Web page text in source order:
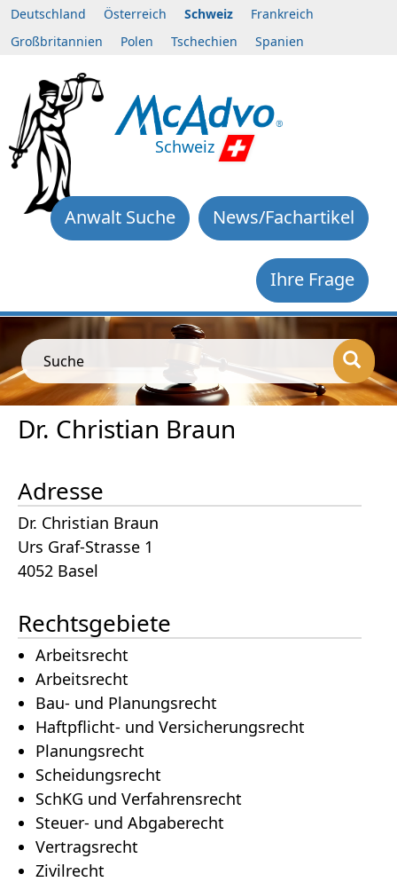
Deutschland Österreich Schweiz
Frankreich
Großbritannien
Polen Tschechien Spanien
Schweiz
News/Fachartikel
Anwalt Suche
Ihre Frage
Suche
Dr. Christian Braun
Adresse
Dr. Christian Braun
Urs Graf-Strasse 1
4052 Basel
Rechtsgebiete
Arbeitsrecht
Arbeitsrecht
Bau- und Planungsrecht
Haftpflicht- und Versicherungsrecht
Planungsrecht
Scheidungsrecht
SchKG und Verfahrensrecht
Steuer- und Abgaberecht
Vertragsrecht
Zivilrecht